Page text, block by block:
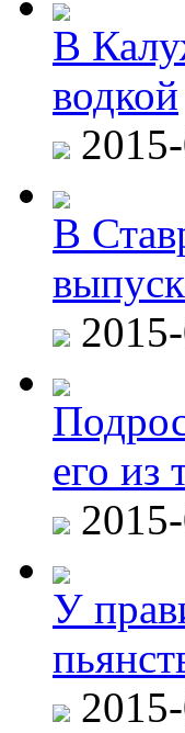
В
водкой
В
его из
У